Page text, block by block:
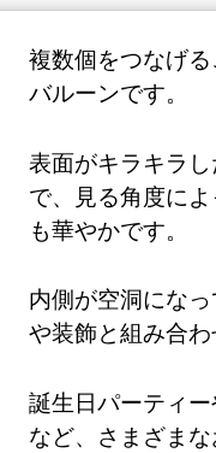
複数個をつなげ
バルーンです。
表面がキラキラ
で、見る角度に
も華やかです。
内側が空洞にな
や装飾と組み合わ
誕生日パーティ
など、さまざま